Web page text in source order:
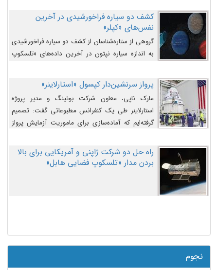
کشف دو سیاره فراخورشیدی در آخرین
نفس‌های «کپلر»
گروهی از ستاره‌شناسان از کشف دو سیاره فراخورشیدی
به اندازه سیاره نپتون در آخرین داده‌های «تلسکوپ
پرواز سرنشین‌دار کپسول «استارلاینر»
مارک ناپی، معاون شرکت بوئینگ و مدیر پروژه
استارلاینر طی یک کنفرانس مطبوعاتی گفت: تصمیم
گرفته‌ایم که آماده‌سازی برای ماموریت آزمایش پرواز
اصلاح کنیم.
راه حل دو شرکت ژاپنی و آمریکایی برای بالا
بردن مدار «تلسکوپ فضایی هابل»
نجوم